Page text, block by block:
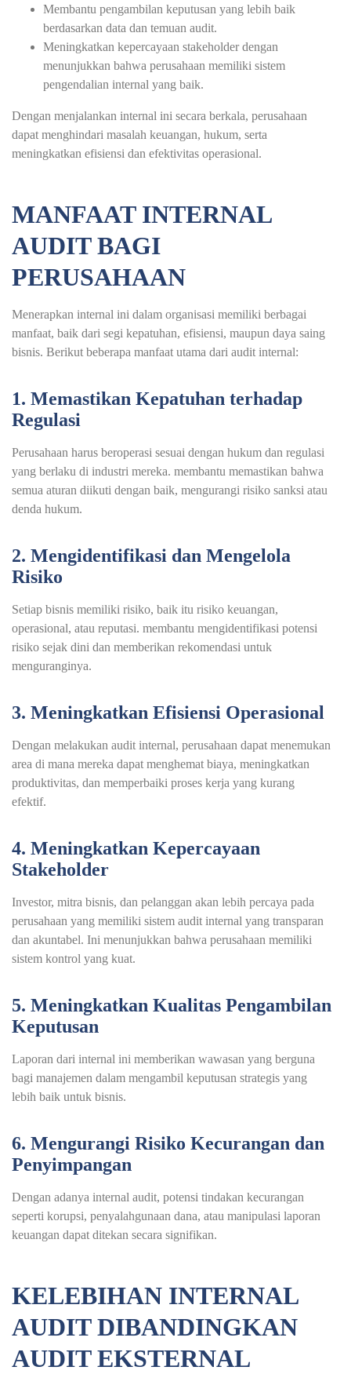
Membantu pengambilan keputusan yang lebih baik
berdasarkan data dan temuan audit.
Meningkatkan kepercayaan stakeholder dengan
menunjukkan bahwa perusahaan memiliki sistem
pengendalian internal yang baik.
Dengan menjalankan internal ini secara berkala, perusahaan
dapat menghindari masalah keuangan, hukum, serta
meningkatkan efisiensi dan efektivitas operasional.
MANFAAT INTERNAL
AUDIT BAGI
PERUSAHAAN
Menerapkan internal ini dalam organisasi memiliki berbagai
manfaat, baik dari segi kepatuhan, efisiensi, maupun daya saing
bisnis. Berikut beberapa manfaat utama dari audit internal:
1. Memastikan Kepatuhan terhadap
Regulasi
Perusahaan harus beroperasi sesuai dengan hukum dan regulasi
yang berlaku di industri mereka. membantu memastikan bahwa
semua aturan diikuti dengan baik, mengurangi risiko sanksi atau
denda hukum.
2. Mengidentifikasi dan Mengelola
Risiko
Setiap bisnis memiliki risiko, baik itu risiko keuangan,
operasional, atau reputasi. membantu mengidentifikasi potensi
risiko sejak dini dan memberikan rekomendasi untuk
menguranginya.
3. Meningkatkan Efisiensi Operasional
Dengan melakukan audit internal, perusahaan dapat menemukan
area di mana mereka dapat menghemat biaya, meningkatkan
produktivitas, dan memperbaiki proses kerja yang kurang
efektif.
4. Meningkatkan Kepercayaan
Stakeholder
Investor, mitra bisnis, dan pelanggan akan lebih percaya pada
perusahaan yang memiliki sistem audit internal yang transparan
dan akuntabel. Ini menunjukkan bahwa perusahaan memiliki
sistem kontrol yang kuat.
5. Meningkatkan Kualitas Pengambilan
Keputusan
Laporan dari internal ini memberikan wawasan yang berguna
bagi manajemen dalam mengambil keputusan strategis yang
lebih baik untuk bisnis.
6. Mengurangi Risiko Kecurangan dan
Penyimpangan
Dengan adanya internal audit, potensi tindakan kecurangan
seperti korupsi, penyalahgunaan dana, atau manipulasi laporan
keuangan dapat ditekan secara signifikan.
KELEBIHAN INTERNAL
AUDIT DIBANDINGKAN
AUDIT EKSTERNAL